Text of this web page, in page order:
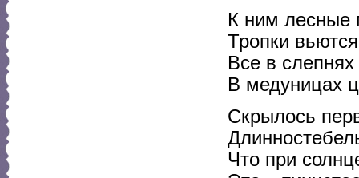
К ним лесные
Тропки
Все в
В медуницах
Скрылось
Что при